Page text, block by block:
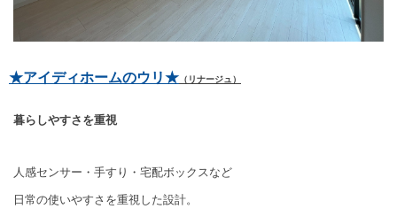
★アイディホームのウリ★ （リナージュ）
暮らしやすさを重視
人感センサー・手すり・宅配ボックスなど
日常の使いやすさを重視した設計。